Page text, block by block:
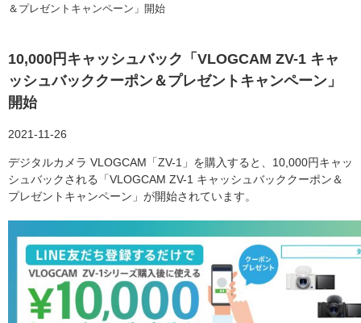
＆プレゼントキャンペーン」開始
10,000円キャッシュバック「VLOGCAM ZV-1 キャ
ッシュバッククーポン＆プレゼントキャンペーン」
開始
2021-11-26
デジタルカメラ VLOGCAM「ZV-1」を購入すると、10,000円キャッ
シュバックされる「VLOGCAM ZV-1 キャッシュバッククーポン＆
プレゼントキャンペーン」が開始されています。